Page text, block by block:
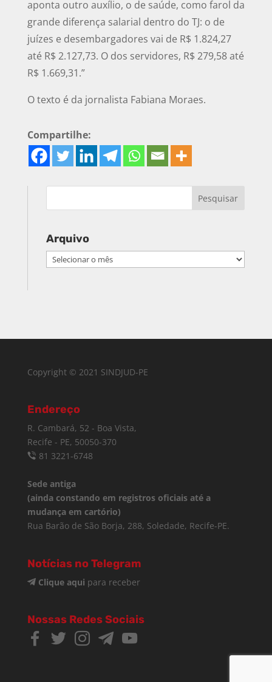
aponta outro auxílio, o de saúde, como farol da
grande diferença salarial dentro do TJ: o de
juízes e desembargadores vai de R$ 1.824,27
até R$ 2.127,73. O dos servidores, R$ 279,58 até
R$ 1.669,31.”
O texto é da jornalista Fabiana Moraes.
Compartilhe:
Arquivo
Arquivo
Copyright © 2021 SINDJUD-PE
Endereço
R. Cambará, 52 - Boa Vista,
Recife - PE, 50050-370
81 3221-6748
Sede antiga
(ainda constando em registros oficiais até a
mudança em cartório)
Rua Barão de São Borja, 288, Soledade, Recife-PE.
Notícias no Telegram
Clique aqui para receber
Nossas Redes Sociais